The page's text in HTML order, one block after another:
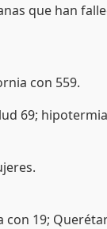
que han
con 559.
69;
19;